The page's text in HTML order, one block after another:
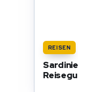
REISEN
Sardinien